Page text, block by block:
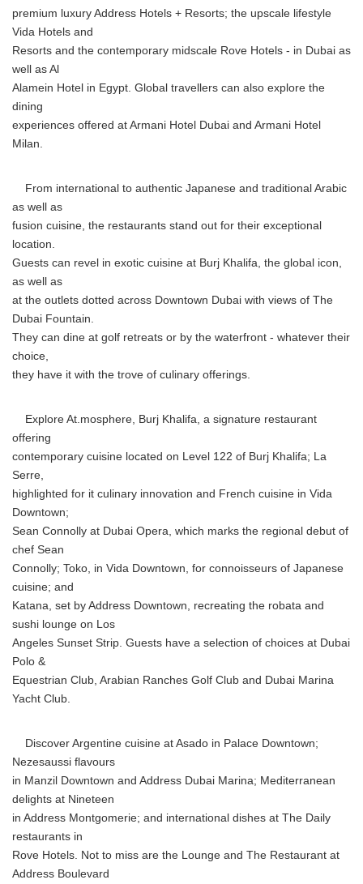
premium luxury Address Hotels + Resorts; the upscale lifestyle
Vida Hotels and
Resorts and the contemporary midscale Rove Hotels - in Dubai as
well as Al
Alamein Hotel in Egypt. Global travellers can also explore the
dining
experiences offered at Armani Hotel Dubai and Armani Hotel
Milan.
From international to authentic Japanese and traditional Arabic
as well as
fusion cuisine, the restaurants stand out for their exceptional
location.
Guests can revel in exotic cuisine at Burj Khalifa, the global icon,
as well as
at the outlets dotted across Downtown Dubai with views of The
Dubai Fountain.
They can dine at golf retreats or by the waterfront - whatever their
choice,
they have it with the trove of culinary offerings.
Explore At.mosphere, Burj Khalifa, a signature restaurant
offering
contemporary cuisine located on Level 122 of Burj Khalifa; La
Serre,
highlighted for it culinary innovation and French cuisine in Vida
Downtown;
Sean Connolly at Dubai Opera, which marks the regional debut of
chef Sean
Connolly; Toko, in Vida Downtown, for connoisseurs of Japanese
cuisine; and
Katana, set by Address Downtown, recreating the robata and
sushi lounge on Los
Angeles Sunset Strip. Guests have a selection of choices at Dubai
Polo &
Equestrian Club, Arabian Ranches Golf Club and Dubai Marina
Yacht Club.
Discover Argentine cuisine at Asado in Palace Downtown;
Nezesaussi flavours
in Manzil Downtown and Address Dubai Marina; Mediterranean
delights at Nineteen
in Address Montgomerie; and international dishes at The Daily
restaurants in
Rove Hotels. Not to miss are the Lounge and The Restaurant at
Address Boulevard